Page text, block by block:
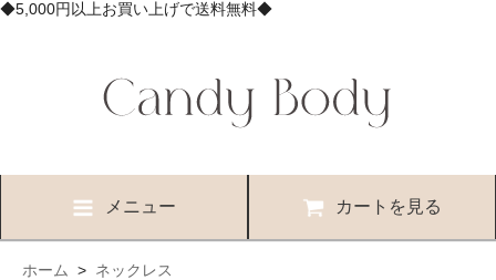
◆5,000円以上お買い上げで送料無料◆
メニュー カートを見る
ホーム > ネックレス